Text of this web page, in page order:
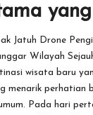
Jatuh Drone
Wilayah
wisata baru
menarik perhatian
Pada hari